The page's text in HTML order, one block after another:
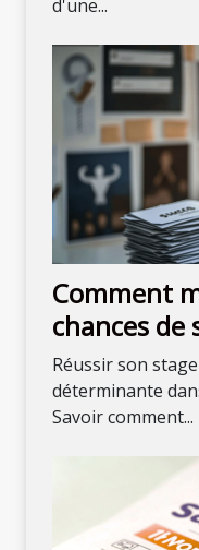
d'une...
Comment
chances de
stages ?
Réussir son
déterminante
Savoir comment...